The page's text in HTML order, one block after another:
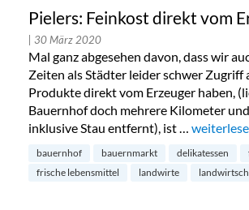
Pielers: Feinkost direkt vom
| 30 März 2020
Mal ganz abgesehen davon, dass wir
Zeiten als Städter leider schwer Zugriff
Produkte direkt vom Erzeuger haben,
Bauernhof doch mehrere Kilometer
inklusive Stau entfernt), ist … „Pielers:
bauernhof bauernmarkt delikatessen
frische lebensmittel
landwirte